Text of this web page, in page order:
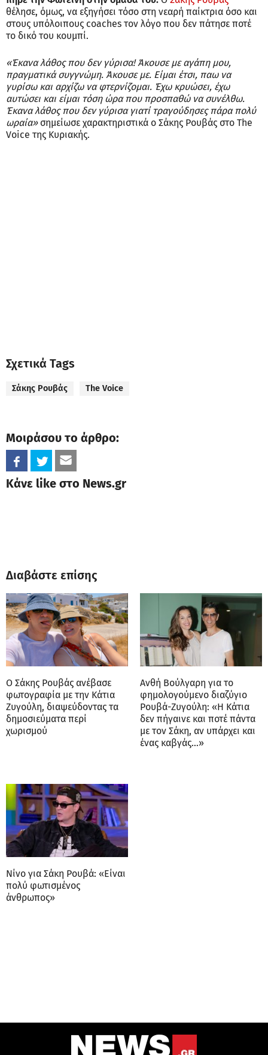
θέλησε, όμως, να εξηγήσει τόσο στη νεαρή παίκτρια όσο και
στους υπόλοιπους coaches τον λόγο που δεν πάτησε ποτέ
το δικό του κουμπί.
«Έκανα λάθος που δεν γύρισα! Άκουσε με αγάπη μου,
πραγματικά συγγνώμη. Άκουσε με. Είμαι έτσι, παω να
γυρίσω και αρχίζω να φτερνίζομαι. Έχω κρυώσει, έχω
αυτώσει και είμαι τόση ώρα που προσπαθώ να συνέλθω.
Έκανα λάθος που δεν γύρισα γιατί τραγούδησες πάρα πολύ
ωραία»σημείωσε χαρακτηριστικά ο Σάκης Ρουβάς στο The
Voice της Κυριακής.
Σχετικά Tags
Σάκης Ρουβάς The Voice
Μοιράσου το άρθρο:
Κάνε like στο News.gr
Διαβάστε επίσης
Ο Σάκης Ρουβάς ανέβασε
φωτογραφία με την Κάτια
Ζυγούλη, διαψεύδοντας τα
δημοσιεύματα περί
χωρισμού
Ανθή Βούλγαρη για το
φημολογούμενο διαζύγιο
Ρουβά-Ζυγούλη: «Η Κάτια
δεν πήγαινε και ποτέ πάντα
με τον Σάκη, αν υπάρχει και
ένας καβγάς…»
Νίνο για Σάκη Ρουβά: «Είναι
πολύ φωτισμένος
άνθρωπος»